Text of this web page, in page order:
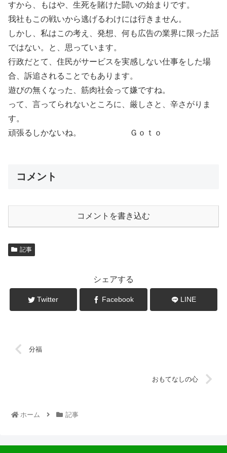
すから、もはや、生死を賭けた闘いの始まりです。
我社もこの戦いから逃げるわけには行きません。
しかし、私はこの考え、発想、何も広告の業界に限った話
ではない。と、思っています。
行政だとて、住民がサービスを実感しない仕事をした場
合、訴追されることでもあります。
遊びの無くなった、筋肉社会って嫌ですね。
って、言ってられないところに、厳しさと、辛さがりま
す。
頑張るしかないね。 Ｇｏｔｏ
コメント
コメントを書き込む
記事
シェアする
Twitter Facebook LINE
分福
おもてなしの心
ホーム 記事